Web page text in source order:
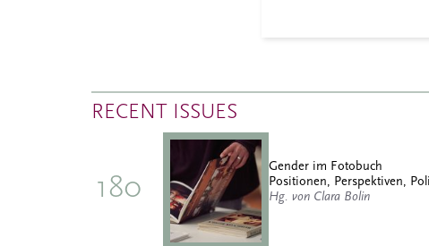
RECENT ISSUES
180
Gender im Fotobuch
Positionen, Perspektiven,
Hg. von Clara Bolin